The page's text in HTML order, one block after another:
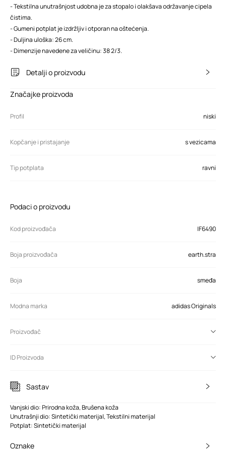
- Tekstilna unutrašnjost udobna je za stopalo i olakšava održavanje cipela
čistima.
- Gumeni potplat je izdržljiv i otporan na oštećenja.
- Duljina uloška: 26 cm.
- Dimenzije navedene za veličinu: 38 2/3.
Detalji o proizvodu
Značajke proizvoda
Profil niski
Kopčanje i pristajanje s vezicama
Tip potplata ravni
Podaci o proizvodu
Kod proizvođača IF6490
Boja proizvođača earth.stra
Boja smeđa
Modna marka adidas Originals
Proizvođač
ID Proizvoda
Sastav
Vanjski dio: Prirodna koža, Brušena koža
Unutrašnji dio: Sintetički materijal, Tekstilni materijal
Potplat: Sintetički materijal
Oznake